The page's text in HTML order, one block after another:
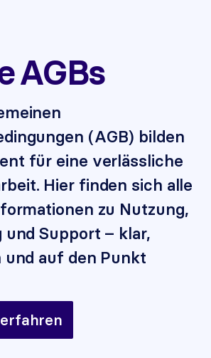
AGBs
(AGB) bilden
für eine verlässliche
Hier finden sich alle
zu Nutzung,
und Support – klar,
auf den Punkt